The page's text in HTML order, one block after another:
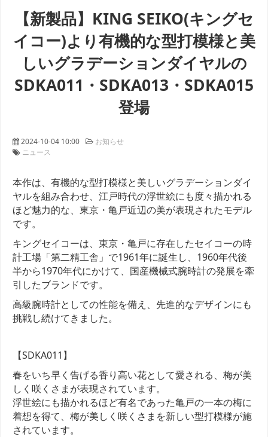
【新製品】KING SEIKO(キングセ
イコー)より有機的な型打模様と美
しいグラデーションダイヤルの
SDKA011・SDKA013・SDKA015
登場
2024-10-04 10:00
お知らせ
ニュース
本作は、有機的な型打模様と美しいグラデーションダイ
ヤルを組み合わせ、江戸時代の浮世絵にも度々描かれる
ほど魅力的な、東京・亀戸近辺の美が表現されたモデル
です。
キングセイコーは、東京・亀戸に存在したセイコーの時
計工場「第二精工舎」で1961年に誕生し、1960年代後
半から1970年代にかけて、国産機械式腕時計の発展を牽
引したブランドです。
高級腕時計としての性能を備え、先進的なデザインにも
挑戦し続けてきました。
【SDKA011】
春をいち早く告げる香り高い花として愛される、梅が美
しく咲くさまが表現されています。
浮世絵にも描かれるほど有名であった亀戸の一本の梅に
着想を得て、梅が美しく咲くさまを新しい型打模様が施
されています。